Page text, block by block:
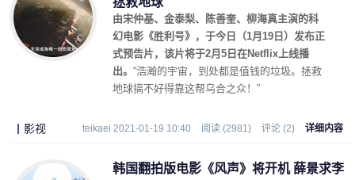
由宋仲基、金泰梨、陈善奎、柳海真主演的科
幻电影《胜利号》，于今日（1月19日）发布正
式预告片，该片将于2月5日在Netflix上线播
出。 “浩瀚的宇宙，到处都是值钱的垃圾。拯救
地球搞不好得靠这帮乌合之众！”
影视 teikaei 2021-01-19 10:40 阅读 (2981) 评论 (2) 详细内容
韩国翻拍版电影《风声》将开机 薛景求李